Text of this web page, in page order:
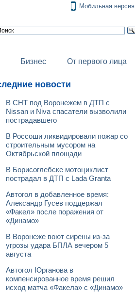
Мобильная версия
Бизнес От первого лица
новости
В СНТ под Воронежем в ДТП с
Nissan и Niva спасатели вызволили
пострадавшего
В Россоши ликвидировали пожар со
строительным мусором на
Октябрьской площади
В Борисоглебске мотоциклист
пострадал в ДТП с Lada Granta
Автогол в добавленное время:
Александр Гусев поддержал
«Факел» после поражения от
«Динамо»
В Воронеже воют сирены из-за
угрозы удара БПЛА вечером 5
августа
Автогол Юрганова в
компенсированное время решил
исход матча «Факела» с «Динамо»